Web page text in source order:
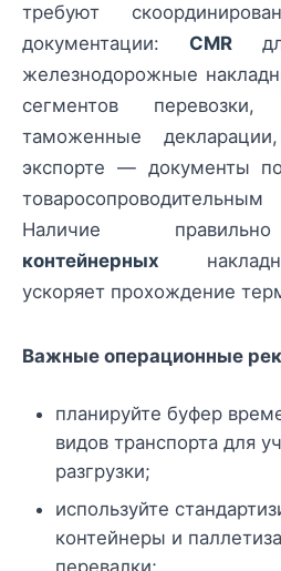
требуют
документации: CMR
железнодорожные
сегментов
таможенные
экспорте — документы
Наличие
контейнерных
ускоряет прохождение
Важные операционные
планируйте буфер
видов транспорта для
разгрузки;
используйте
контейнеры и